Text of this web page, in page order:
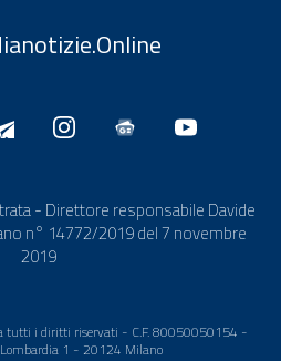
- Direttore responsabile Davide
n° 14772/2019 del 7 novembre
2019
tutti i diritti riservati - C.F. 80050050154 -
1 - 20124 Milano